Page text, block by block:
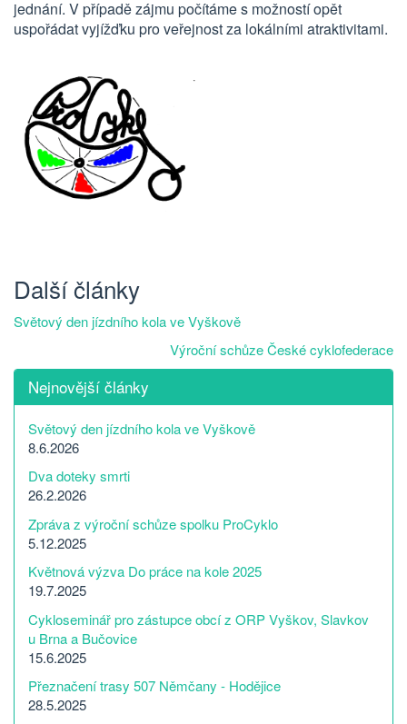
jednání. V případě zájmu počítáme s možností opět
uspořádat vyjížďku pro veřejnost za lokálními atraktivitami.
Další články
Světový den jízdního kola ve Vyškově
Výroční schůze České cyklofederace
Nejnovější články
Světový den jízdního kola ve Vyškově
8.6.2026
Dva doteky smrti
26.2.2026
Zpráva z výroční schůze spolku ProCyklo
5.12.2025
Květnová výzva Do práce na kole 2025
19.7.2025
Cykloseminář pro zástupce obcí z ORP Vyškov, Slavkov
u Brna a Bučovice
15.6.2025
Přeznačení trasy 507 Němčany - Hodějice
28.5.2025